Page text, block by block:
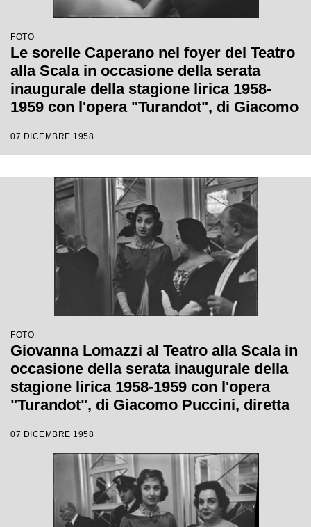
FOTO
Le sorelle Caperano nel foyer del Teatro
alla Scala in occasione della serata
inaugurale della stagione lirica 1958-
1959 con l'opera "Turandot", di Giacomo
regia di Margherita Wallmann
07 DICEMBRE 1958
FOTO
Giovanna Lomazzi al Teatro alla Scala in
occasione della serata inaugurale della
stagione lirica 1958-1959 con l'opera
"Turandot", di Giacomo Puccini, diretta
Margherita Wallmann
07 DICEMBRE 1958